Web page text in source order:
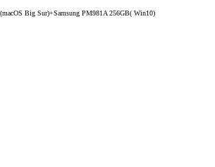
Big Sur)+Samsung PM981A 256GB( Win10)